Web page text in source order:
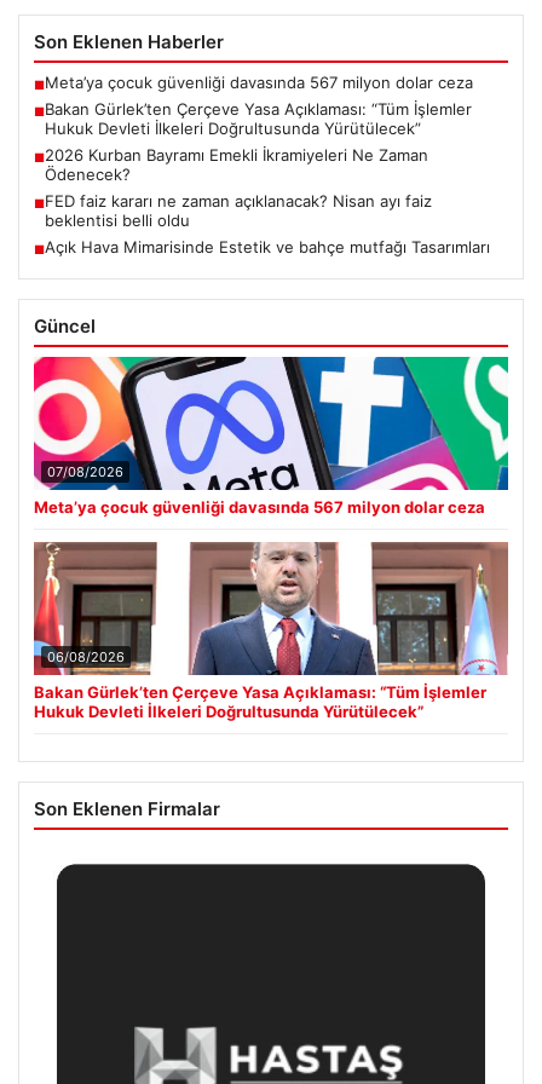
Son Eklenen Haberler
■Meta’ya çocuk güvenliği davasında 567 milyon dolar ceza
■Bakan Gürlek’ten Çerçeve Yasa Açıklaması: “Tüm İşlemler
Hukuk Devleti İlkeleri Doğrultusunda Yürütülecek”
■2026 Kurban Bayramı Emekli İkramiyeleri Ne Zaman
Ödenecek?
■FED faiz kararı ne zaman açıklanacak? Nisan ayı faiz
beklentisi belli oldu
■Açık Hava Mimarisinde Estetik ve bahçe mutfağı Tasarımları
Güncel
07/08/2026
Meta’ya çocuk güvenliği davasında 567 milyon dolar ceza
06/08/2026
Bakan Gürlek’ten Çerçeve Yasa Açıklaması: “Tüm İşlemler
Hukuk Devleti İlkeleri Doğrultusunda Yürütülecek”
Son Eklenen Firmalar